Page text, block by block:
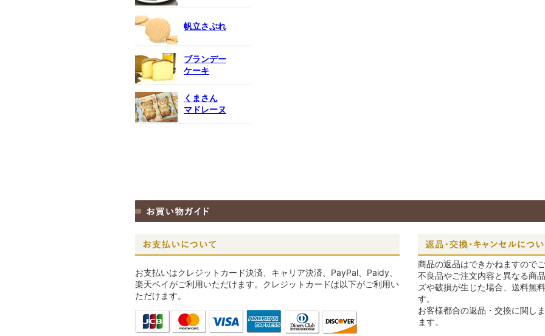
帆立さぶれ
ブランデー
ケーキ
くまさん
マドレーヌ
お支払いはクレジットカード決済、 キャリア決済、PayPal、Paidy、
楽天ペイがご利用いただけます。クレジットカードは以下がご利用い
ただけます。
商品の返品はできかねますので
不良品やご注文内容と異なる商
ズや破損が生じた場合、送料無
す。
お客様都合の返品・交換に関し
ます。